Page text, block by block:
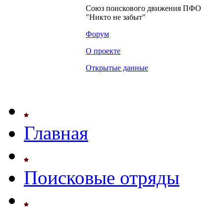
Союз поискового движения ПФО
"Никто не забыт"
Форум
О проекте
Открытые данные
Главная
Поисковые отряды